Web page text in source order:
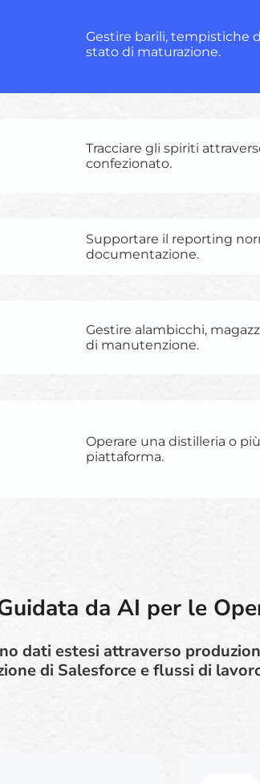
Gestire barili, tempistiche
stato di maturazione.
Tracciare gli spiriti
confezionato.
Supportare il reporting
documentazione.
Gestire alambicchi,
di manutenzione.
Operare una distilleria o
piattaforma.
da AI per le
dati estesi attraverso
di Salesforce e flussi di